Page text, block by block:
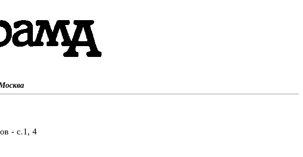
- с.1, 4